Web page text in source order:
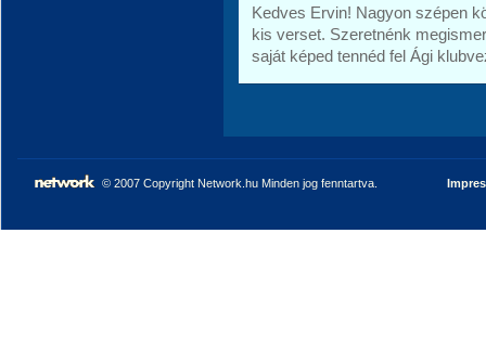
Kedves Ervin! Nagyon szépen
kis verset. Szeretnénk
saját képed tennéd fel Ági
© 2007 Copyright Network.hu Minden jog fenntartva.